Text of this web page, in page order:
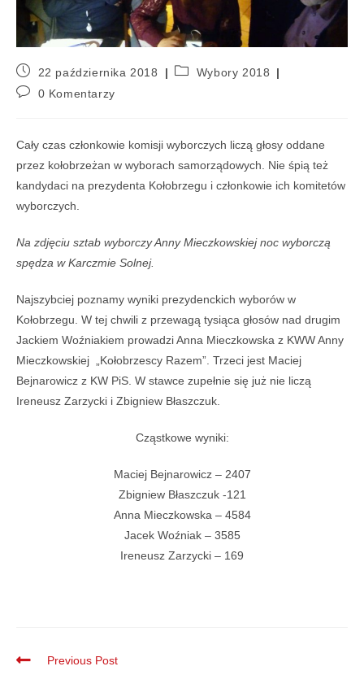
22 października 2018
Wybory 2018
0 Komentarzy
Cały czas członkowie komisji wyborczych liczą głosy oddane
przez kołobrzeżan w wyborach samorządowych. Nie śpią też
kandydaci na prezydenta Kołobrzegu i członkowie ich komitetów
wyborczych.
Na zdjęciu sztab wyborczy Anny Mieczkowskiej noc wyborczą
spędza w Karczmie Solnej.
Najszybciej poznamy wyniki prezydenckich wyborów w
Kołobrzegu. W tej chwili z przewagą tysiąca głosów nad drugim
Jackiem Woźniakiem prowadzi Anna Mieczkowska z KWW Anny
Mieczkowskiej „Kołobrzescy Razem”. Trzeci jest Maciej
Bejnarowicz z KW PiS. W stawce zupełnie się już nie liczą
Ireneusz Zarzycki i Zbigniew Błaszczuk.
Cząstkowe wyniki:
Maciej Bejnarowicz – 2407
Zbigniew Błaszczuk -121
Anna Mieczkowska – 4584
Jacek Woźniak – 3585
Ireneusz Zarzycki – 169
Previous Post